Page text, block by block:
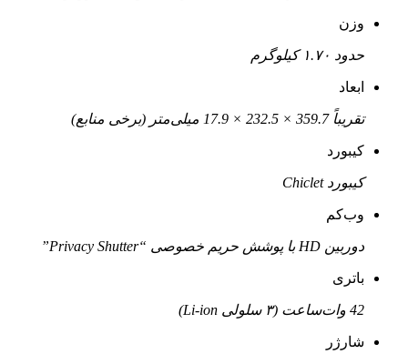
وزن
حدود ۱.۷۰ کیلوگرم
ابعاد
تقریباً 359.7 × 232.5 × 17.9 میلی‌متر (برخی منابع)
کیبورد
کیبورد Chiclet
وب‌کم
دوربین HD با پوشش حریم خصوصی “Privacy Shutter”
باتری
42 وات‌ساعت (۳ سلولی Li-ion)
شارژر